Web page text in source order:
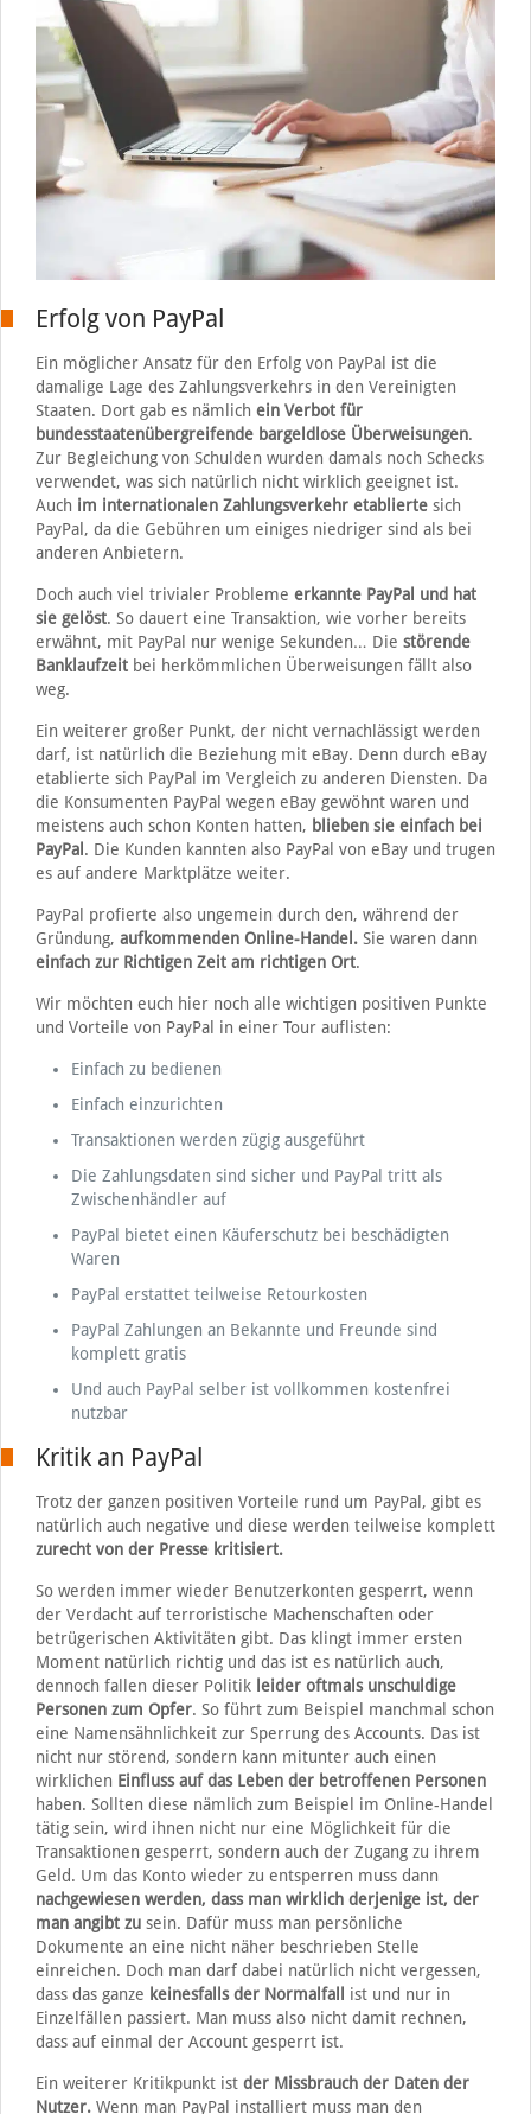
Erfolg von PayPal
Ein möglicher Ansatz für den Erfolg von PayPal ist die
damalige Lage des Zahlungsverkehrs in den Vereinigten
Staaten. Dort gab es nämlich ein Verbot für
bundesstaatenübergreifende bargeldlose Überweisungen.
Zur Begleichung von Schulden wurden damals noch Schecks
verwendet, was sich natürlich nicht wirklich geeignet ist.
Auch im internationalen Zahlungsverkehr etabliertesich
PayPal, da die Gebühren um einiges niedriger sind als bei
anderen Anbietern.
Doch auch viel trivialer Probleme erkannte PayPal und hat
sie gelöst. So dauert eine Transaktion, wie vorher bereits
erwähnt, mit PayPal nur wenige Sekunden… Die störende
Banklaufzeitbei herkömmlichen Überweisungen fällt also
weg.
Ein weiterer großer Punkt, der nicht vernachlässigt werden
darf, ist natürlich die Beziehung mit eBay. Denn durch eBay
etablierte sich PayPal im Vergleich zu anderen Diensten. Da
die Konsumenten PayPal wegen eBay gewöhnt waren und
meistens auch schon Konten hatten, blieben sie einfach bei
PayPal . Die Kunden kannten also PayPal von eBay und trugen
es auf andere Marktplätze weiter.
PayPal profierte also ungemein durch den, während der
Gründung, aufkommenden Online-Handel.Sie waren dann
einfach zur Richtigen Zeit am richtigen Ort.
Wir möchten euch hier noch alle wichtigen positiven Punkte
und Vorteile von PayPal in einer Tour auflisten:
Einfach zu bedienen
Einfach einzurichten
Transaktionen werden zügig ausgeführt
Die Zahlungsdaten sind sicher und PayPal tritt als
Zwischenhändler auf
PayPal bietet einen Käuferschutz bei beschädigten
Waren
PayPal erstattet teilweise Retourkosten
PayPal Zahlungen an Bekannte und Freunde sind
komplett gratis
Und auch PayPal selber ist vollkommen kostenfrei
nutzbar
Kritik an PayPal
Trotz der ganzen positiven Vorteile rund um PayPal, gibt es
natürlich auch negative und diese werden teilweise komplett
zurecht von der Presse kritisiert.
So werden immer wieder Benutzerkonten gesperrt, wenn
der Verdacht auf terroristische Machenschaften oder
betrügerischen Aktivitäten gibt. Das klingt immer ersten
Moment natürlich richtig und das ist es natürlich auch,
dennoch fallen dieser Politik leider oftmals unschuldige
Personen zum Opfer. So führt zum Beispiel manchmal schon
eine Namensähnlichkeit zur Sperrung des Accounts. Das ist
nicht nur störend, sondern kann mitunter auch einen
wirklichen Einfluss auf das Leben der betroffenen Personen
haben. Sollten diese nämlich zum Beispiel im Online-Handel
tätig sein, wird ihnen nicht nur eine Möglichkeit für die
Transaktionen gesperrt, sondern auch der Zugang zu ihrem
Geld. Um das Konto wieder zu entsperren muss dann
nachgewiesen werden, dass man wirklich derjenige ist, der
man angibt zu sein. Dafür muss man persönliche
Dokumente an eine nicht näher beschrieben Stelle
einreichen. Doch man darf dabei natürlich nicht vergessen,
dass das ganze keinesfalls der Normalfall
ist und nur in
Einzelfällen passiert. Man muss also nicht damit rechnen,
dass auf einmal der Account gesperrt ist.
Ein weiterer Kritikpunkt ist der Missbrauch der Daten der
Nutzer. Wenn man PayPal installiert muss man den